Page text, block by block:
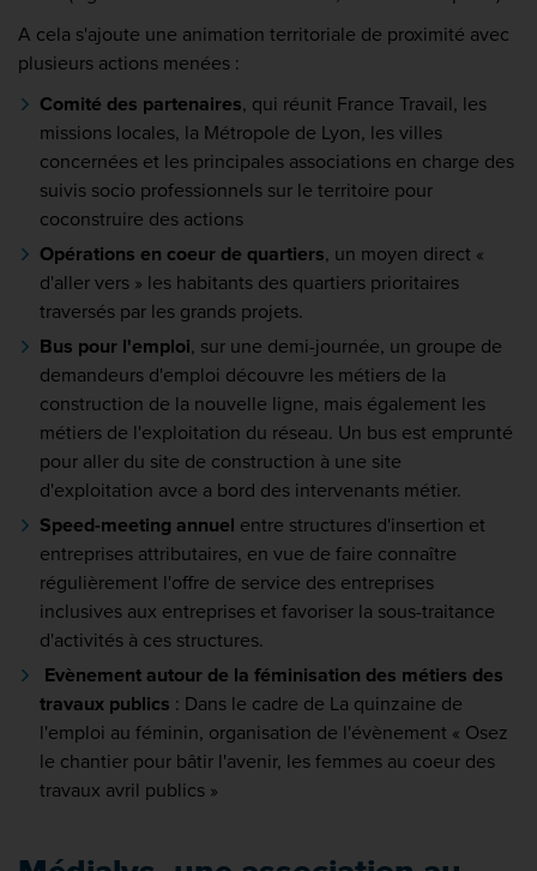
A cela s'ajoute une animation territoriale de proximité avec
plusieurs actions menées :
Comité des partenaires, qui réunit France Travail, les
missions locales, la Métropole de Lyon, les villes
concernées et les principales associations en charge des
suivis socio professionnels sur le territoire pour
coconstruire des actions
Opérations en coeur de quartiers, un moyen direct «
d'aller vers » les habitants des quartiers prioritaires
traversés par les grands projets.
Bus pour l'emploi, sur une demi-journée, un groupe de
demandeurs d'emploi découvre les métiers de la
construction de la nouvelle ligne, mais également les
métiers de l'exploitation du réseau. Un bus est emprunté
pour aller du site de construction à une site
d'exploitation avce a bord des intervenants métier.
Speed-meeting annuel entre structures d'insertion et
entreprises attributaires, en vue de faire connaître
régulièrement l'offre de service des entreprises
inclusives aux entreprises et favoriser la sous-traitance
d'activités à ces structures.
Evènement autour de la féminisation des métiers des
travaux publics : Dans le cadre de La quinzaine de
l'emploi au féminin, organisation de l'évènement « Osez
le chantier pour bâtir l'avenir, les femmes au coeur des
travaux avril publics »